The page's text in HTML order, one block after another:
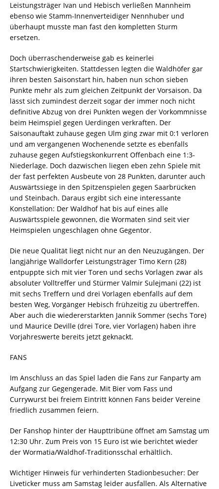
Leistungsträger Ivan und Hebisch verließen Mannheim
ebenso wie Stamm-Innenverteidiger Nennhuber und
überhaupt musste man fast den kompletten Sturm
ersetzen.
Doch überraschenderweise gab es keinerlei
Startschwierigkeiten. Stattdessen legten die Waldhöfer gar
ihren besten Saisonstart hin, haben nun schon sieben
Punkte mehr als zum gleichen Zeitpunkt der Vorsaison. Da
lässt sich zumindest derzeit sogar der immer noch nicht
definitive Abzug von drei Punkten wegen der Vorkommnisse
beim Heimspiel gegen Uerdingen verkraften. Der
Saisonauftakt zuhause gegen Ulm ging zwar mit 0:1 verloren
und am vergangenen Wochenende setzte es ebenfalls
zuhause gegen Aufstiegskonkurrent Offenbach eine 1:3-
Niederlage. Doch dazwischen liegen eben zehn Spiele mit
der fast perfekten Ausbeute von 28 Punkten, darunter auch
Auswärtssiege in den Spitzenspielen gegen Saarbrücken
und Steinbach. Daraus ergibt sich eine interessante
Konstellation: Der Waldhof hat bis auf eines alle
Auswärtsspiele gewonnen, die Wormaten sind seit vier
Heimspielen ungeschlagen ohne Gegentor.
Die neue Qualität liegt nicht nur an den Neuzugängen. Der
langjährige Walldorfer Leistungsträger Timo Kern (28)
entpuppte sich mit vier Toren und sechs Vorlagen zwar als
absoluter Volltreffer und Stürmer Valmir Sulejmani (22) ist
mit sechs Treffern und drei Vorlagen ebenfalls auf dem
besten Weg, Vorgänger Hebisch frühzeitig zu übertreffen.
Aber auch die wiedererstarkten Jannik Sommer (sechs Tore)
und Maurice Deville (drei Tore, vier Vorlagen) haben ihre
Vorjahreswerte bereits jetzt geknackt.
FANS
Im Anschluss an das Spiel laden die Fans zur Fanparty am
Aufgang zur Gegengerade. Mit Bier vom Fass und
Currywurst bei freiem Eintritt können Fans beider Vereine
friedlich zusammen feiern.
Der Fanshop hinter der Haupttribüne öffnet am Samstag um
12:30 Uhr. Zum Preis von 15 Euro ist wie berichtet wieder
der Wormatia/Waldhof-Traditionsschal erhältlich.
Wichtiger Hinweis für verhinderten Stadionbesucher: Der
Liveticker muss am Samstag leider ausfallen. Als Alternative